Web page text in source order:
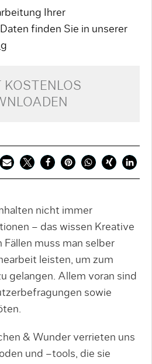
Ihrer
finden Sie in unserer
KOSTENLOS
nicht immer
– das wissen Kreative
Fällen muss man selber
leisten, um zum
gelangen. Allem voran sind
sowie
& Wunder verrieten uns
und –tools, die sie